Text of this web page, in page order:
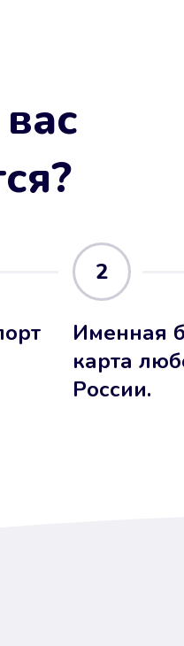
2
Именная
карта
России.